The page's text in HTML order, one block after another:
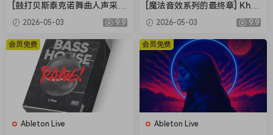
[鼓打贝斯泰克诺舞曲人声采
样]Weapon Sounds The Eve
rything Vocal Collection [W
AV]（514MB）
2026-05-03 9.9
[魔法音效系列的最终章] Khro
n Studio Spells Variations V
2026-05-03 9.9
Ableton Live
会员免费
Ableton Live
会员免费